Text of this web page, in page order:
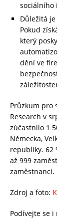
sociálního
Důležitá
Pokud
který
dění ve
Průzkum pro
Research v
zúčastnilo 1
Německa,
republiky. 62
až 999
zaměstnanci.
Zdroj a foto:
Podívejte se